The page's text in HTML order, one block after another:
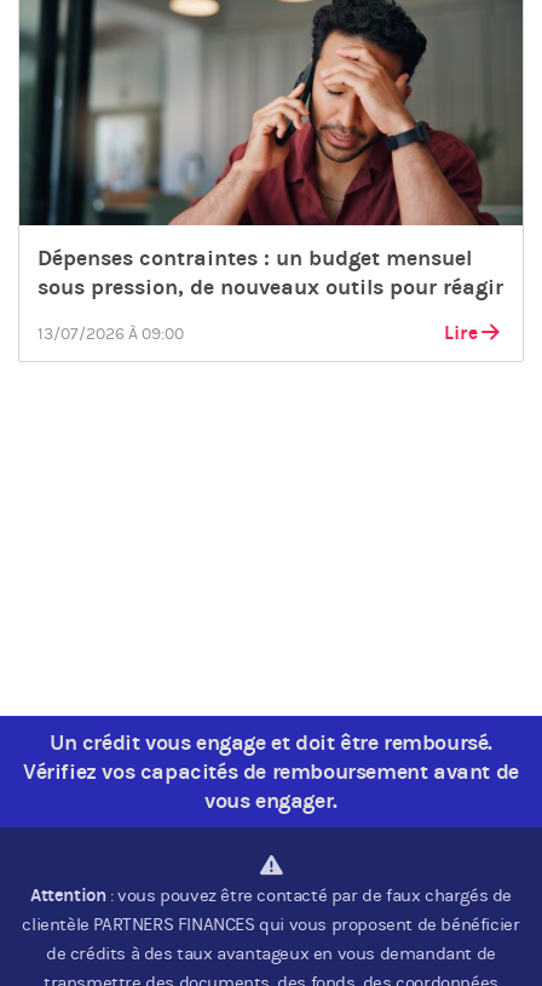
Dépenses contraintes : un budget mensuel
sous pression, de nouveaux outils pour réagir
13/07/2026 À 09:00 Lire
Un crédit vous engage et doit être remboursé.
Vérifiez vos capacités de remboursement avant de
vous engager.
Attention: vous pouvez être contacté par de faux chargés de
clientèle PARTNERS FINANCES qui vous proposent de bénéficier
de crédits à des taux avantageux en vous demandant de